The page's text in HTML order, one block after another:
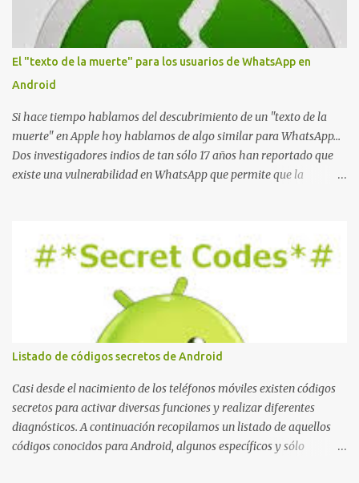
El "texto de la muerte" para los usuarios de WhatsApp en
Android
Si hace tiempo hablamos del descubrimiento de un "texto de la
muerte" en Apple hoy hablamos de algo similar para WhatsApp...
Dos investigadores indios de tan sólo 17 años han reportado que
existe una vulnerabilidad en WhatsApp que permite que la
La vulnerabilidad ha sido probada y funciona correctamente en la
mayoría de las versiones de Android y de WhatsApp incluyendo la
2.11.431 y 2.11.432. Sin embargo todavía no se ha probado en iOS y
Windows no parece ser vulnerable. Esto podría provocar que se
extienda como una pesada broma la moda de bloquear WhatsApp
a otras personas, cuyo modo de recuperar el uso de la misma sería
borrando la conversación y el historial de chat con quien
estábamos conversando. Imaginad que ocurre si este mensaje se
envía a un grupo... Fuente: Crash Your Friends' WhatsApp
Remotely with Just a Message
Listado de códigos secretos de Android
Casi desde el nacimiento de los teléfonos móviles existen códigos
secretos para activar diversas funciones y realizar diferentes
diagnósticos. A continuación recopilamos un listado de aquellos
códigos conocidos para Android, algunos específicos y sólo